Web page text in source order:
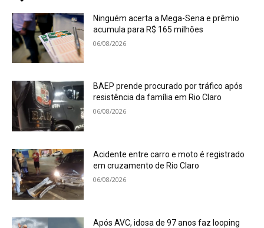
Ninguém acerta a Mega-Sena e prêmio
acumula para R$ 165 milhões
06/08/2026
BAEP prende procurado por tráfico após
resistência da família em Rio Claro
06/08/2026
Acidente entre carro e moto é registrado
em cruzamento de Rio Claro
06/08/2026
Após AVC, idosa de 97 anos faz looping